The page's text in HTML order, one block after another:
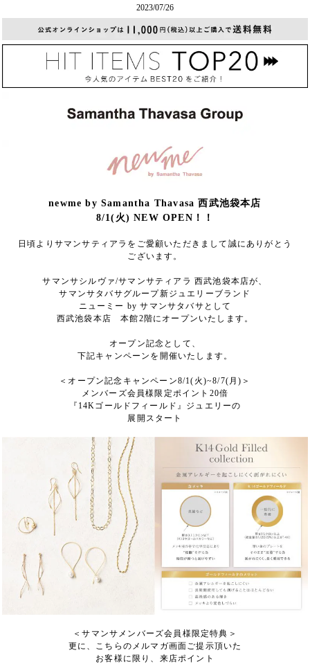
2023/07/26
newme by Samantha Thavasa 西武池袋本店
8/1(火) NEW OPEN！！
日頃よりサマンサティアラをご愛顧いただきまして誠にありがとう
ございます。
サマンサシルヴァ/サマンサティアラ 西武池袋本店が、
サマンサタバサグループ新ジュエリーブランド
ニューミー by サマンサタバサとして
西武池袋本店 本館2階にオープンいたします。
オープン記念として、
下記キャンペーンを開催いたします。
＜オープン記念キャンペーン8/1(火)~8/7(月)＞
メンバーズ会員様限定ポイント20倍
『14Kゴールドフィールド』ジュエリーの
展開スタート
＜サマンサメンバーズ会員様限定特典＞
更に、こちらのメルマガ画面ご提示頂いた
お客様に限り、来店ポイント